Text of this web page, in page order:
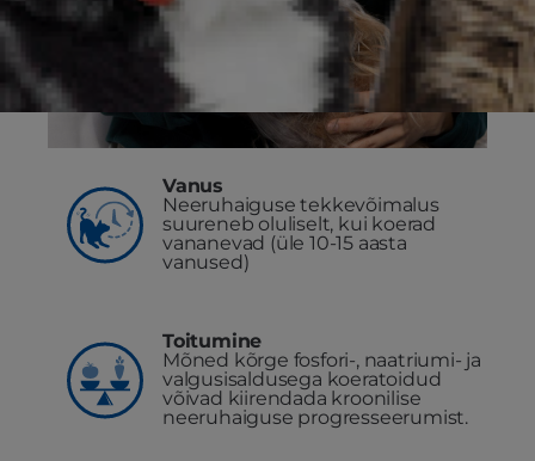
Vanus
Neeruhaiguse tekkevõimalus
suureneb oluliselt, kui koerad
vananevad (üle 10-15 aasta
vanused)
Toitumine
Mõned kõrge fosfori-, naatriumi- ja
valgusisaldusega koeratoidud
võivad kiirendada kroonilise
neeruhaiguse progresseerumist.